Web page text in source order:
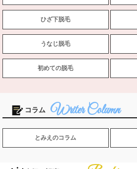
ひざ下脱毛
うなじ脱毛
初めての脱毛
コラム
とみえのコラム